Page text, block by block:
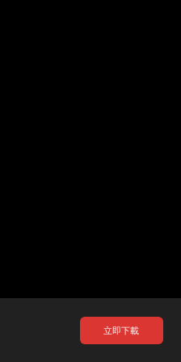
立即下載